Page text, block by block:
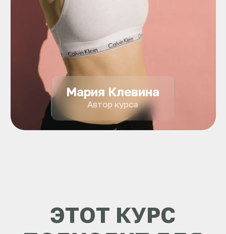
ПОДХОДИТ ДЛЯ
ВАС, ЕСЛИ...
ХОТИТЕ СХУДНУТЬ К ЛЕТУ
Вы боитесь, что не сможете
надеть купальник и короткие
топы. Ваша самооценка падает с
каждым днем